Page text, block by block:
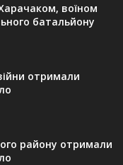
воїном
батальйону
отримали
району отримали